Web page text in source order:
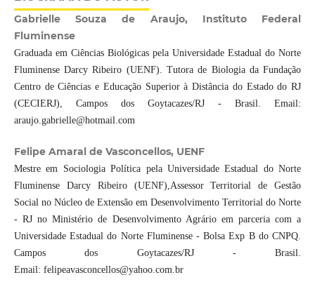
Gabrielle Souza de Araujo, Instituto Federal
Fluminense
Graduada em Ciências Biológicas pela Universidade Estadual do Norte
Fluminense Darcy Ribeiro (UENF). Tutora de Biologia da Fundação
Centro de Ciências e Educação Superior à Distância do Estado do RJ
(CECIERJ), Campos dos Goytacazes/RJ - Brasil. Email:
araujo.gabrielle@hotmail.com
Felipe Amaral de Vasconcellos, UENF
Mestre em Sociologia Política pela Universidade Estadual do Norte
Fluminense Darcy Ribeiro (UENF),Assessor Territorial de Gestão
Social no Núcleo de Extensão em Desenvolvimento Territorial do Norte
- RJ no Ministério de Desenvolvimento Agrário em parceria com a
Universidade Estadual do Norte Fluminense - Bolsa Exp B do CNPQ.
Campos dos Goytacazes/RJ - Brasil.
Email: felipeavasconcellos@yahoo.com.br